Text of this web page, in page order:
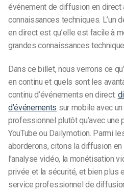
événement de diffusion en direct
connaissances techniques. L’un
en direct est qu’elle est facile à
grandes connaissances
Dans ce billet, nous verrons ce
en continu et quels sont les
continu d’événements en direct.
d’événements sur mobileavec
professionnel plutôt qu’avec
YouTube ou Dailymotion. Parmi
aborderons, citons la diffusion en
l’analyse vidéo, la monétisation
privée et la sécurité, et bien plus
service professionnel de